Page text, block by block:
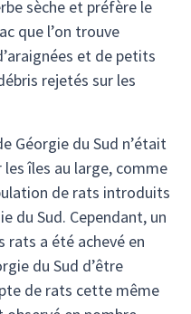
sèche et préfère le
que l’on trouve
et de petits
rejetés sur les
Géorgie du Sud n’était
îles au large, comme
de rats introduits
du Sud. Cependant, un
rats a été achevé en
du Sud d’être
de rats cette même